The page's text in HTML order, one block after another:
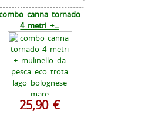
canna tornado
4 metri +...
25,90 €